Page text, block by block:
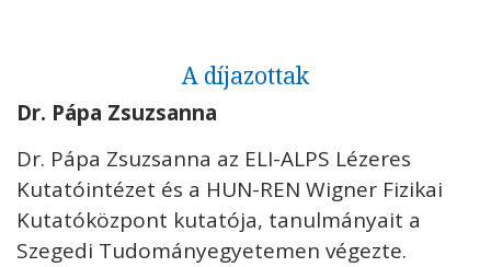
A díjazottak
Dr. Pápa Zsuzsanna
Dr. Pápa Zsuzsanna az ELI-ALPS Lézeres
Kutatóintézet és a HUN-REN Wigner Fizikai
Kutatóközpont kutatója, tanulmányait a
Szegedi Tudományegyetemen végezte.